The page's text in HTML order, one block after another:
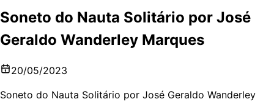
Soneto do Nauta Solitário por José
Geraldo Wanderley Marques
20/05/2023
Soneto do Nauta Solitário por José Geraldo Wanderley